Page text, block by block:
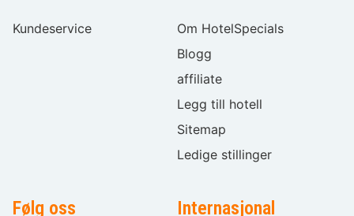
Kundeservice
Om HotelSpecials
Blogg
affiliate
Legg till hotell
Sitemap
Ledige stillinger
Følg oss Internasjonal